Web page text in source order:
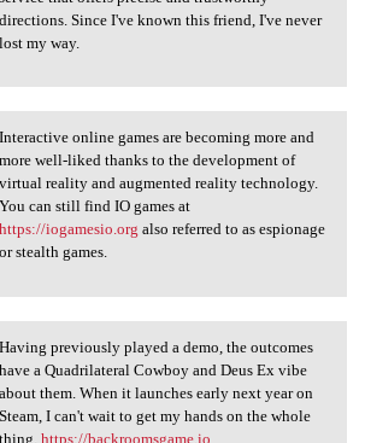
directions. Since I've known this friend, I've never
lost my way.
online games are
Interactive online games are becoming more and
more well-liked thanks to the development of
virtual reality and augmented reality technology.
You can still find IO games at
https://iogamesio.org also referred to as espionage
or stealth games.
previously played a
Having previously played a demo, the outcomes
have a Quadrilateral Cowboy and Deus Ex vibe
about them. When it launches early next year on
Steam, I can't wait to get my hands on the whole
thing. https://backroomsgame.io